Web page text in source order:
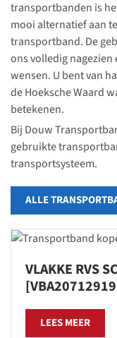
transportbanden is
mooi alternatief aan
transportband. De
ons volledig
wensen. U bent van
de Hoeksche Waard
betekenen.
Bij Douw
gebruikte
transportsysteem.
ALLE
VLAKKE RVS
LEES MEER